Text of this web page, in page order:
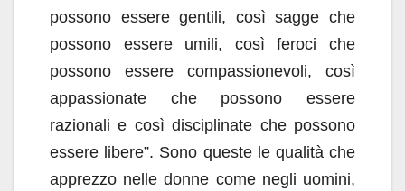
possono essere gentili, così sagge che
possono essere umili, così feroci che
possono essere compassionevoli, così
appassionate che possono essere
razionali e così disciplinate che possono
essere libere”. Sono queste le qualità che
apprezzo nelle donne come negli uomini,